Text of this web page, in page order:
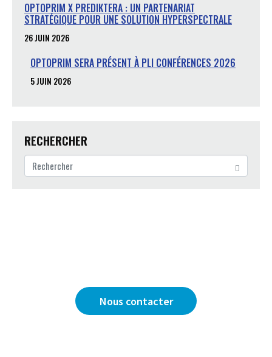
OPTOPRIM X PREDIKTERA : UN PARTENARIAT
STRATÉGIQUE POUR UNE SOLUTION HYPERSPECTRALE
26 JUIN 2026
OPTOPRIM SERA PRÉSENT À PLI CONFÉRENCES 2026
5 JUIN 2026
RECHERCHER
Nous contacter